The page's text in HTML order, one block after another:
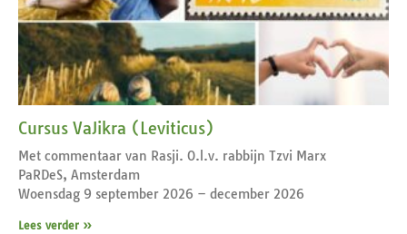
Cursus VaJikra (Leviticus)
Met commentaar van Rasji. O.l.v. rabbijn Tzvi Marx
PaRDeS, Amsterdam
Woensdag 9 september 2026 – december 2026
Lees verder »